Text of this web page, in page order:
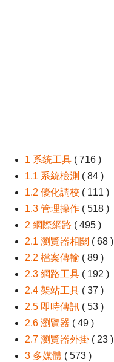
1 系統工具 ( 716 )
1.1 系統檢測 ( 84 )
1.2 優化調校 ( 111 )
1.3 管理操作 ( 518 )
2 網際網路 ( 495 )
2.1 瀏覽器相關 ( 68 )
2.2 檔案傳輸 ( 89 )
2.3 網路工具 ( 192 )
2.4 架站工具 ( 37 )
2.5 即時傳訊 ( 53 )
2.6 瀏覽器 ( 49 )
2.7 瀏覽器外掛 ( 23 )
3 多媒體 ( 573 )